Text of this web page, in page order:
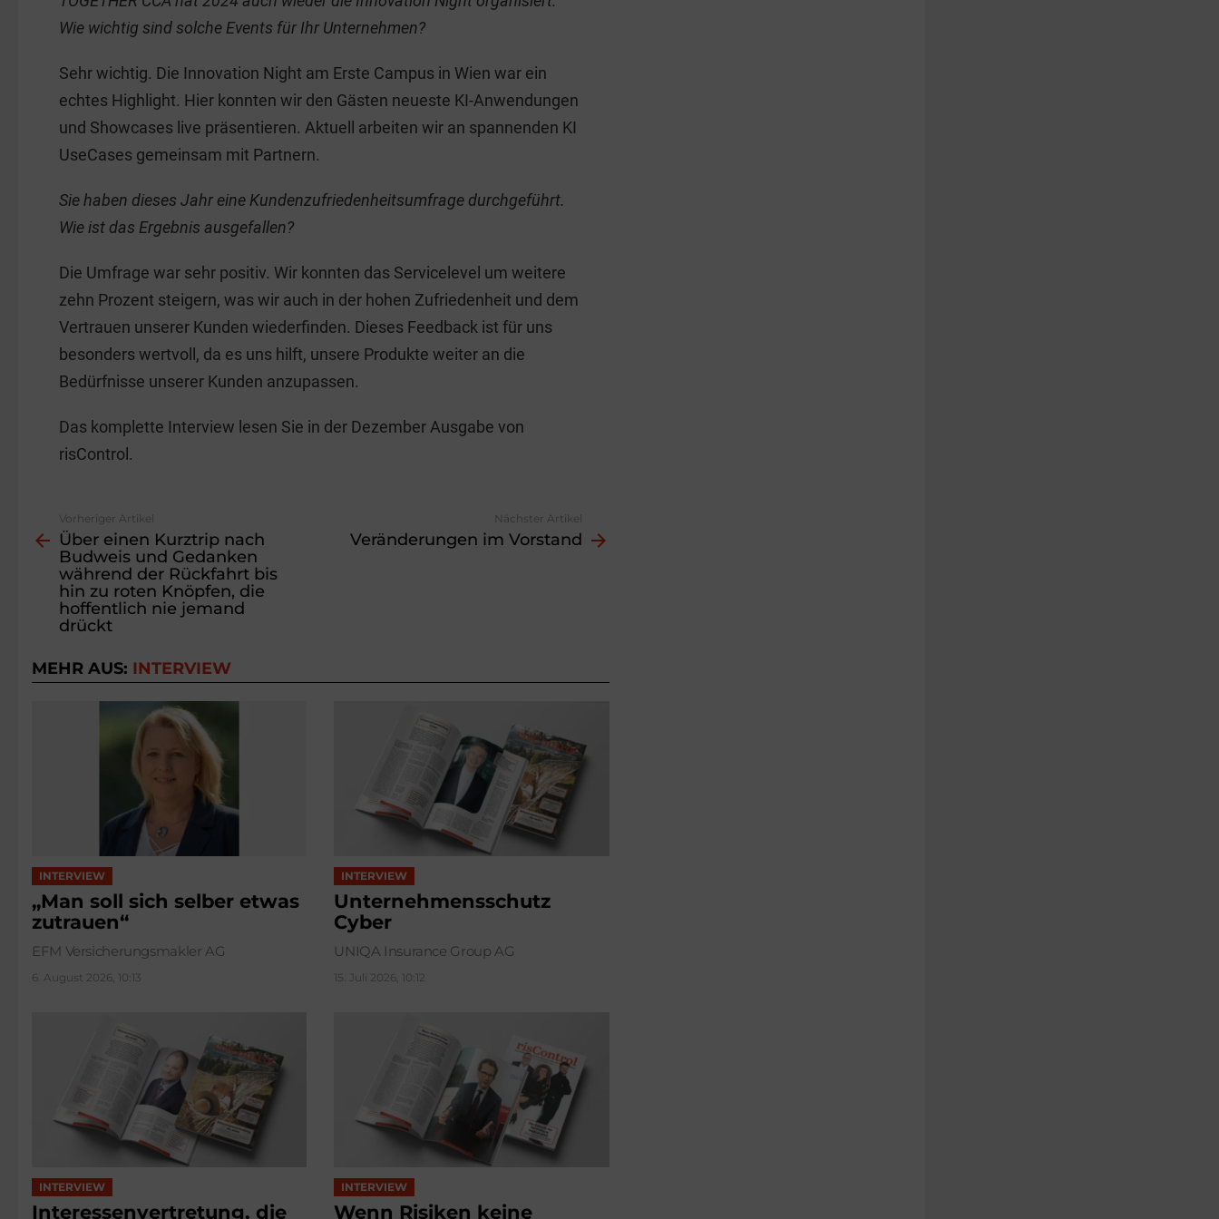
Wie wichtig sind solche Events für Ihr Unternehmen?
Sehr wichtig. Die Innovation Night am Erste Campus in Wien war ein
echtes Highlight. Hier konnten wir den Gästen neueste KI-Anwendungen
und Showcases live präsentieren. Aktuell arbeiten wir an spannenden KI
UseCases gemeinsam mit Partnern.
Sie haben dieses Jahr eine Kundenzufriedenheitsumfrage durchgeführt.
Wie ist das Ergebnis ausgefallen?
Die Umfrage war sehr positiv. Wir konnten das Servicelevel um weitere
zehn Prozent steigern, was wir auch in der hohen Zufriedenheit und dem
Vertrauen unserer Kunden wiederfinden. Dieses Feedback ist für uns
besonders wertvoll, da es uns hilft, unsere Produkte weiter an die
Bedürfnisse unserer Kunden anzupassen.
Das komplette Interview lesen Sie in der Dezember Ausgabe von
risControl.
more
Vorheriger Artikel
Über einen Kurztrip nach
Budweis und Gedanken
während der Rückfahrt bis
hin zu roten Knöpfen, die
hoffentlich nie jemand
drückt
Nächster Artikel
Veränderungen im Vorstand
MEHR AUS: INTERVIEW
INTERVIEW
„Man soll sich selber etwas
zutrauen“
EFM Versicherungsmakler AG
6. August 2026, 10:13
INTERVIEW
Unternehmensschutz
Cyber
UNIQA Insurance Group AG
15. Juli 2026, 10:12
INTERVIEW
Interessenvertretung, die
INTERVIEW
Wenn Risiken keine